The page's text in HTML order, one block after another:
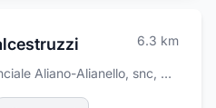
6.3 km
Aliano-Alianello, snc, Aliano